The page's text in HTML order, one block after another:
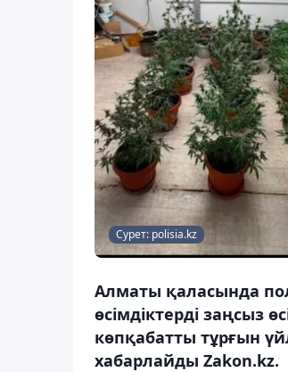
Сурет: polisia.kz
Алматы қаласында
өсімдіктерді заңсыз
көпқабатты тұрғын
хабарлайды Zakon.kz.